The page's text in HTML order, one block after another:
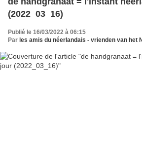
(2022_03_16)
Publié le 16/03/2022 à 06:15
Par les amis du néerlandais - vrienden van het